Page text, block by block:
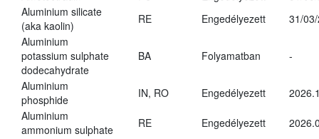
Aluminium silicate
(aka kaolin)
RE Engedélyezett
31/
Aluminium
potassium sulphate
dodecahydrate
BA Folyamatban -
Aluminium
phosphide
IN, RO Engedélyezett
Aluminium
ammonium sulphate
RE Engedélyezett